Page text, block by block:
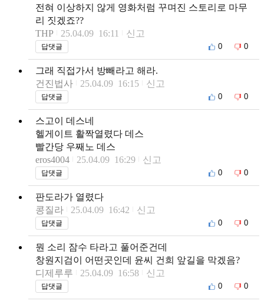
전혀 이상하지 않게 영화처럼 꾸며진 스토리로 마무
리 짓겠죠??
THP
25.04.09 16:11 신고
답댓글 0 0
그래 직접가서 방빼라고 해라.
건진법사
25.04.09 16:15 신고
답댓글 0 0
스고이 데스네
헬게이트 활짝열렸다 데스
빨간당 우째노 데스
eros4004
25.04.09 16:29 신고
답댓글 0 0
판도라가 열렸다
콩질라
25.04.09 16:42 신고
답댓글 0 0
뭔 소리 잠수 타라고 풀어준건데
창원지검이 어떤곳인데 윤씨 건희 앞길을 막겠음?
디제루루
25.04.09 16:58 신고
답댓글 0 0